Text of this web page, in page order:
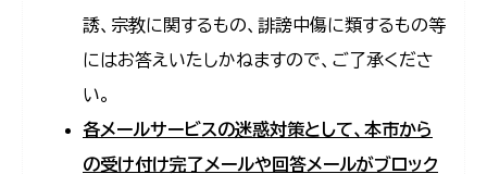
誘、宗教に関するもの、誹謗中傷に類するもの等
にはお答えいたしかねますので、ご了承くださ
い。
各メールサービスの迷惑対策として、本市から
の受け付け完了メールや回答メールがブロック